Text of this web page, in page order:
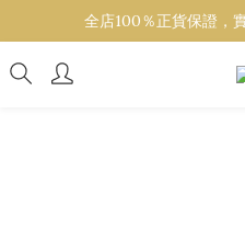
全店100％正貨保證，
全店100％正貨保證，
設有代購服務！任何